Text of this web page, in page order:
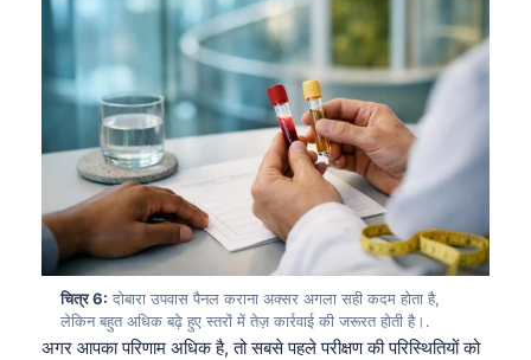
चित्र 6: दोबारा उपवास पैनल कराना अक्सर अगला सही कदम होता है,
लेकिन बहुत अधिक बढ़े हुए स्तरों में तेज़ कार्रवाई की जरूरत होती है।.
अगर आपका परिणाम अधिक है, तो सबसे पहले परीक्षण की परिस्थितियों को
Basa Jawa
Cebuano
ئۇيغۇرچە
Кыргызча
Татар теле
Беларуская мова
Esperanto
Frysk
Ślōnskŏ gŏdka